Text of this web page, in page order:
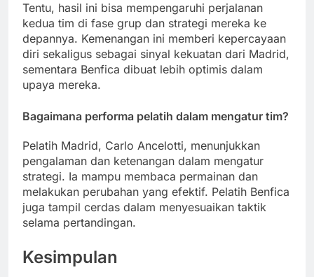
Tentu, hasil ini bisa mempengaruhi perjalanan
kedua tim di fase grup dan strategi mereka ke
depannya. Kemenangan ini memberi kepercayaan
diri sekaligus sebagai sinyal kekuatan dari Madrid,
sementara Benfica dibuat lebih optimis dalam
upaya mereka.
Bagaimana performa pelatih dalam mengatur tim?
Pelatih Madrid, Carlo Ancelotti, menunjukkan
pengalaman dan ketenangan dalam mengatur
strategi. Ia mampu membaca permainan dan
melakukan perubahan yang efektif. Pelatih Benfica
juga tampil cerdas dalam menyesuaikan taktik
selama pertandingan.
Kesimpulan